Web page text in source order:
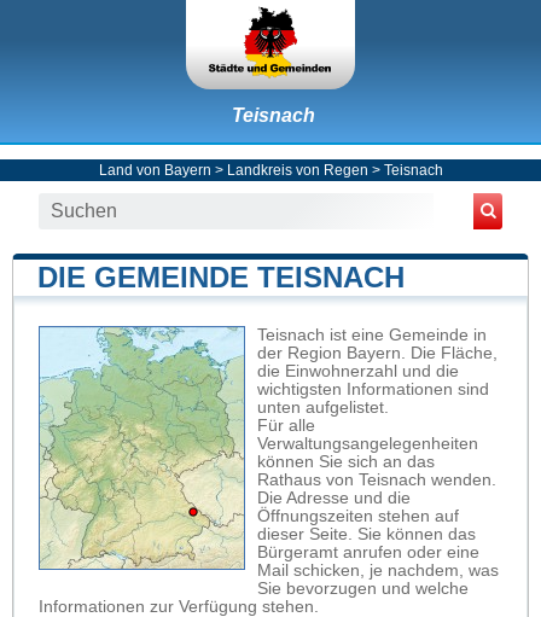
Teisnach
Land von Bayern > Landkreis von Regen > Teisnach
DIE GEMEINDE TEISNACH
Teisnach ist eine Gemeinde in
der Region Bayern. Die Fläche,
die Einwohnerzahl und die
wichtigsten Informationen sind
unten aufgelistet.
Für alle
Verwaltungsangelegenheiten
können Sie sich an das
Rathaus von Teisnach wenden.
Die Adresse und die
Öffnungszeiten stehen auf
dieser Seite. Sie können das
Bürgeramt anrufen oder eine
Mail schicken, je nachdem, was
Sie bevorzugen und welche
Informationen zur Verfügung stehen.